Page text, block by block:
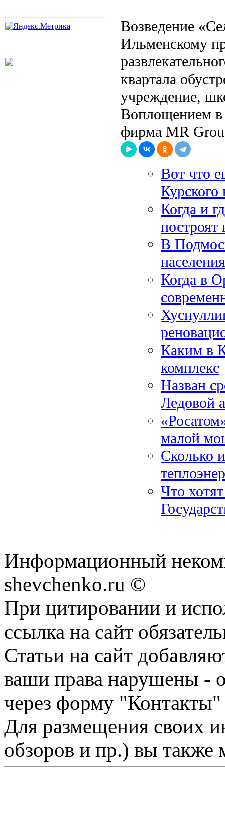
Возведение
Ильменскому
квартала
учреждение,
Воплощением в
фирма MR
Вот что
Курского
Когда и
построят
В
Когда в
Каким в
комплекс
Назван
Ледовой
малой
Сколько
Что
Информационный
shevchenko.ru ©
При цитировании и
ссылка на сайт
Статьи на сайт
ваши права нарушены -
через форму "Контакты"
Для размещения своих
обзоров и пр.) вы также